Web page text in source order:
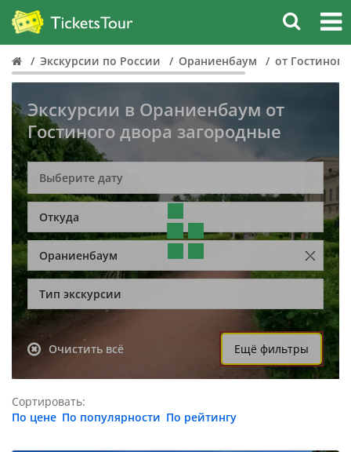
Экскурсии по России Ораниенбаум от
Экскурсии в Ораниенбаум от
Гостиного двора загородные
Откуда
Ораниенбаум
Тип экскурсии
Очистить всё Ещё фильтры
Сортировать:
По цене По популярности По рейтингу